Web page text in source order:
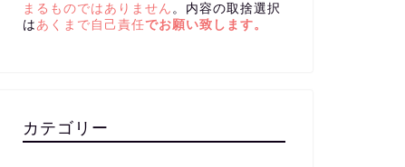
まるものではありません 。内容の取捨選択
は あくまで自己責任でお願い致します。
カテゴリー